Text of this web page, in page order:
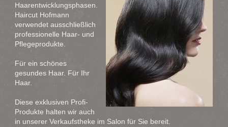
Haarentwicklungsphasen.
Haircut Hofmann
verwendet ausschließlich
professionelle Haar- und
Pflegeprodukte.
Für ein schönes
gesundes Haar. Für Ihr
Haar.
Diese exklusiven Profi-
Produkte halten wir auch
in unserer Verkaufstheke im Salon für Sie bereit.